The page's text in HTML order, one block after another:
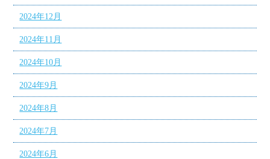
2024年12月
2024年11月
2024年10月
2024年9月
2024年8月
2024年7月
2024年6月